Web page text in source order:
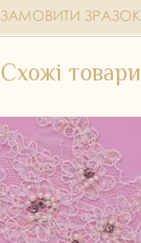
ЗАМОВИТИ ЗРАЗОК
Схожі товари